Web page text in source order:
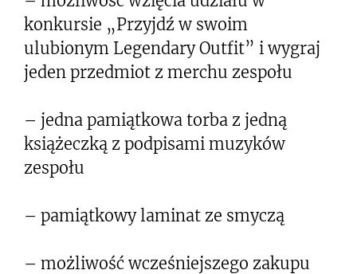
konkursie „Przyjdź w swoim
ulubionym Legendary Outfit” i wygraj
jeden przedmiot z merchu zespołu
– jedna pamiątkowa torba z jedną
książeczką z podpisami muzyków
zespołu
– pamiątkowy laminat ze smyczą
– możliwość wcześniejszego zakupu